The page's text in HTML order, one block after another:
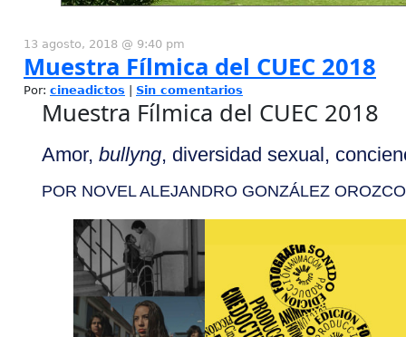
13 agosto, 2018 @ 9:40 pm
Muestra Fílmica del CUEC 2018
Por: cineadictos Sin comentarios
Muestra Fílmica del CUEC 2018
Amor, bullyng, diversidad sexual,
POR NOVEL ALEJANDRO GONZÁLEZ OROZCO